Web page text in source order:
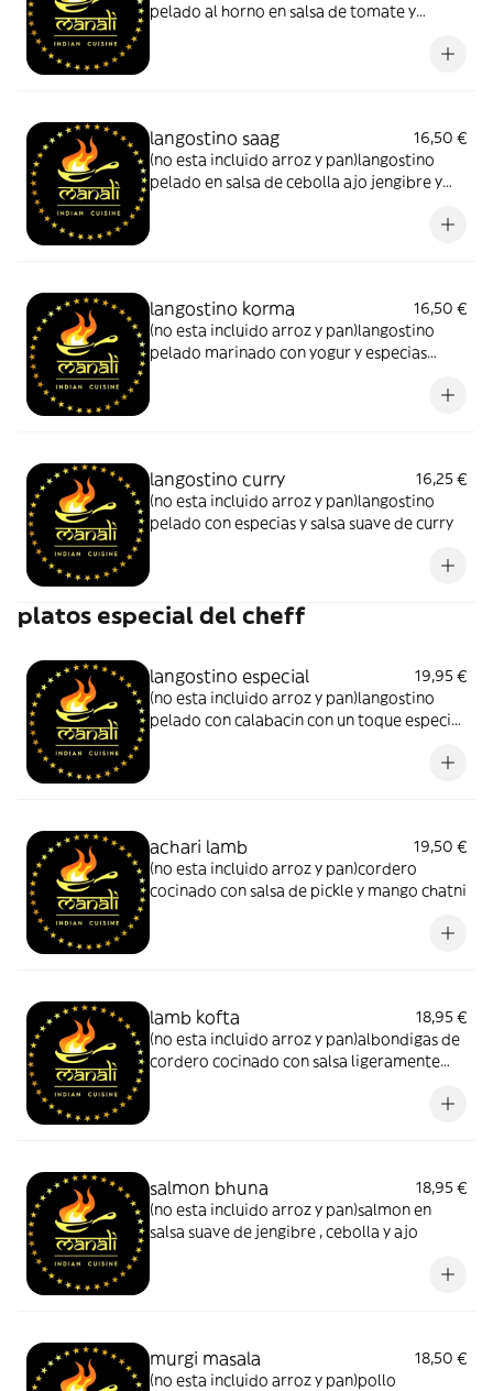
pelado al horno en salsa de tomate y
langostino saag
16,50 €
(no esta incluido arroz y pan)langostino
pelado en salsa de cebolla ajo jengibre y
langostino korma
16,50 €
(no esta incluido arroz y pan)langostino
pelado marinado con yogur y especias
langostino curry
16,25 €
(no esta incluido arroz y pan)langostino
pelado con especias y salsa suave de curry
platos especial del cheff
langostino especial
19,95 €
(no esta incluido arroz y pan)langostino
pelado con calabacin con un toque especial
achari lamb
19,50 €
(no esta incluido arroz y pan)cordero
cocinado con salsa de pickle y mango chatni
lamb kofta
18,95 €
(no esta incluido arroz y pan)albondigas de
cordero cocinado con salsa ligeramente
salmon bhuna
18,95 €
(no esta incluido arroz y pan)salmon en
salsa suave de jengibre , cebolla y ajo
murgi masala
18,50 €
(no esta incluido arroz y pan)pollo